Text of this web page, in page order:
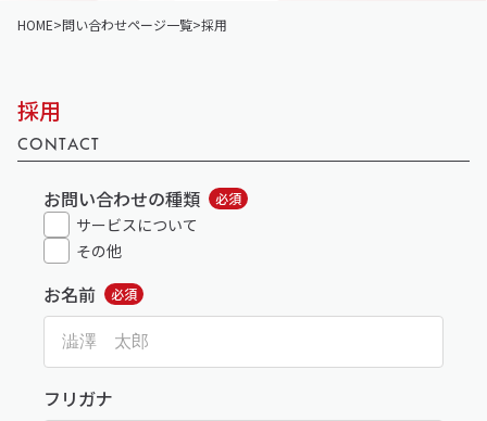
HOME>問い合わせページ一覧>採用
採用
CONTACT
お問い合わせの種類 必須
サービスについて
その他
お名前 必須
フリガナ